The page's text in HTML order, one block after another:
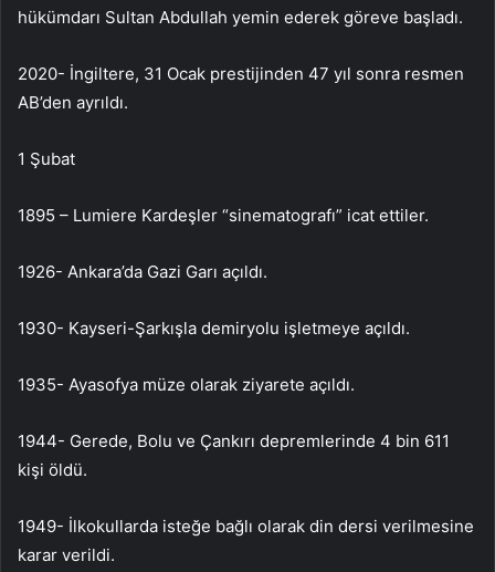
hükümdarı Sultan Abdullah yemin ederek göreve başladı.
2020- İngiltere, 31 Ocak prestijinden 47 yıl sonra resmen
AB’den ayrıldı.
1 Şubat
1895 – Lumiere Kardeşler “sinematografı” icat ettiler.
1926- Ankara’da Gazi Garı açıldı.
1930- Kayseri-Şarkışla demiryolu işletmeye açıldı.
1935- Ayasofya müze olarak ziyarete açıldı.
1944- Gerede, Bolu ve Çankırı depremlerinde 4 bin 611
kişi öldü.
1949- İlkokullarda isteğe bağlı olarak din dersi verilmesine
karar verildi.